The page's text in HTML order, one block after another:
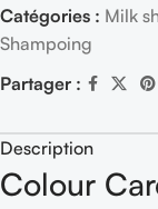
Catégories : Milk
Shampoing
Partager :
Description
Colour